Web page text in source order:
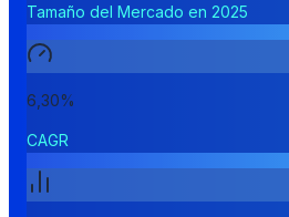
Tamaño del Mercado en 2025
6,30%
CAGR